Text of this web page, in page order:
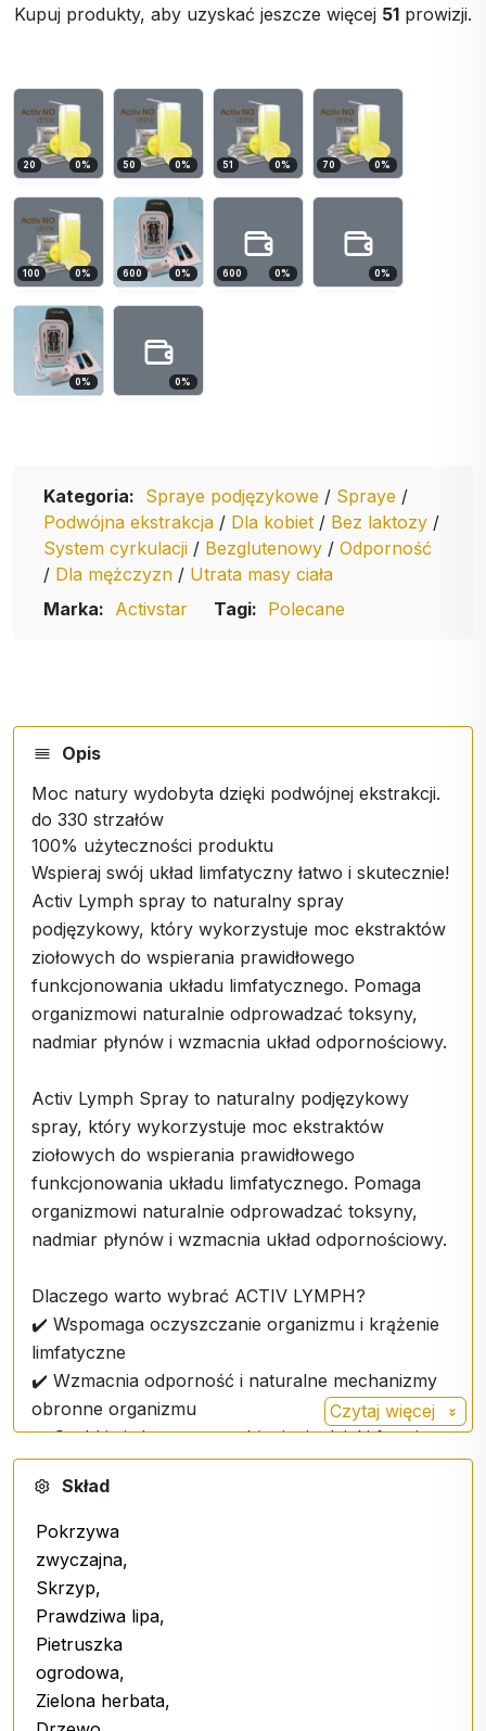
Kupuj produkty, aby uzyskać jeszcze więcej 51 prowizji.
20 0% 50 0% 51 0% 70 0%
100 0% 600 0% 600 0% 0%
0% 0%
Kategoria: Spraye podjęzykowe / Spraye /
Podwójna ekstrakcja / Dla kobiet / Bez laktozy /
System cyrkulacji / Bezglutenowy / Odporność
/ Dla mężczyzn / Utrata masy ciała
Marka: Activstar Tagi: Polecane
Opis
Moc natury wydobyta dzięki podwójnej ekstrakcji.
do 330 strzałów
100% użyteczności produktu
Wspieraj swój układ limfatyczny łatwo i skutecznie!
Activ Lymph spray to naturalny spray
podjęzykowy, który wykorzystuje moc ekstraktów
ziołowych do wspierania prawidłowego
funkcjonowania układu limfatycznego. Pomaga
organizmowi naturalnie odprowadzać toksyny,
nadmiar płynów i wzmacnia układ odpornościowy.
Activ Lymph Spray to naturalny podjęzykowy
spray, który wykorzystuje moc ekstraktów
ziołowych do wspierania prawidłowego
funkcjonowania układu limfatycznego. Pomaga
organizmowi naturalnie odprowadzać toksyny,
nadmiar płynów i wzmacnia układ odpornościowy.
Dlaczego warto wybrać ACTIV LYMPH?
✔️ Wspomaga oczyszczanie organizmu i krążenie
limfatyczne
✔️ Wzmacnia odporność i naturalne mechanizmy
obronne organizmu
✔️ Szybkie i skuteczne wchłanianie dzięki formie
podjęzykowej
✔️ Łatwy w użyciu - wystarczy rozpylić pod
językiem
Nie wszystkie składniki aktywne rozpuszczają się
jednakowo - niektóre uwalniają się tylko w wodzie,
inne w alkoholu. Dlatego stosuje się podwójną
ekstrakcję - połączenie ekstrakcji wodnej i
alkoholowej, aby zapewnić maksymalne
wykorzystanie dobroczynnych substancji.
Czytaj więcej
Skład
Pokrzywa
zwyczajna,
Skrzyp,
Prawdziwa lipa,
Pietruszka
ogrodowa,
Zielona herbata,